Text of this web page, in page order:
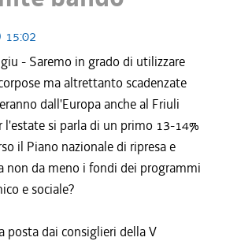
15:02
- Saremo in grado di utilizzare
ma altrettanto scadenzate
dall'Europa anche al Friuli
l'estate si parla di un primo 13-14%
il Piano nazionale di ripresa e
non da meno i fondi dei programmi
e sociale?
posta dai consiglieri della V